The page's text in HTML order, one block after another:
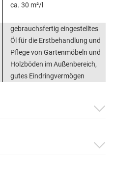
ca. 30 m²/l
gebrauchsfertig eingestelltes
Öl für die Erstbehandlung und
Pflege von Gartenmöbeln und
Holzböden im Außenbereich,
gutes Eindringvermögen